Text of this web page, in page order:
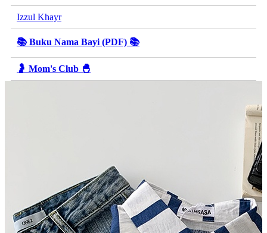
Izzul Khayr
📚 Buku Nama Bayi (PDF) 📚
🤰 Mom's Club 🐣